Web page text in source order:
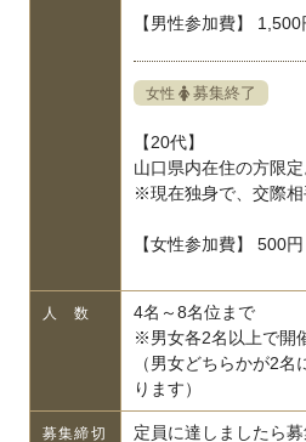
【男性参加費】
女性 募集終了
【20代】
山口県内在住の方限定
※現在独身で、交際相
【女性参加費】 500
人 数
4名～8名位まで
※男女各2名以上で開
（男女どちらかが2
ります）
募集締切 定員に達しましたら募